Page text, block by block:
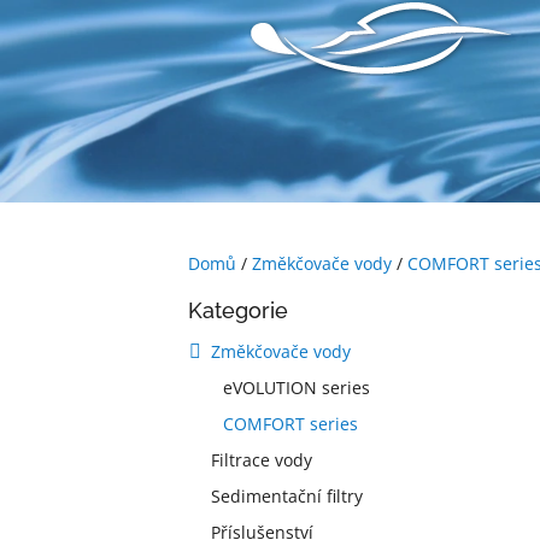
na
Domů / Změkčovače vody / COMFORT series
Přeskočit
Kategorie
Změkčovače vody
eVOLUTION series
COMFORT series
Filtrace vody
Sedimentační filtry
Příslušenství